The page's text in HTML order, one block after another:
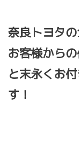
奈良トヨタ
お客様から
と末永くお
す！